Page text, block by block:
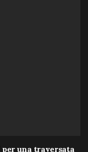
per una traversata